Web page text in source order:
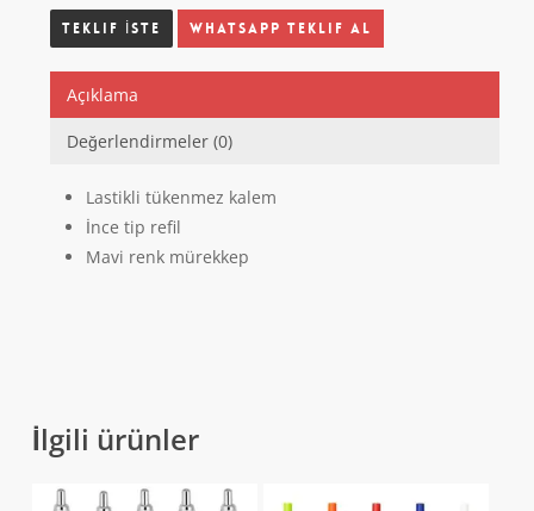
Whatsapp Teklif Al
Açıklama
Değerlendirmeler (0)
Lastikli tükenmez kalem
İnce tip refil
Mavi renk mürekkep
İlgili ürünler